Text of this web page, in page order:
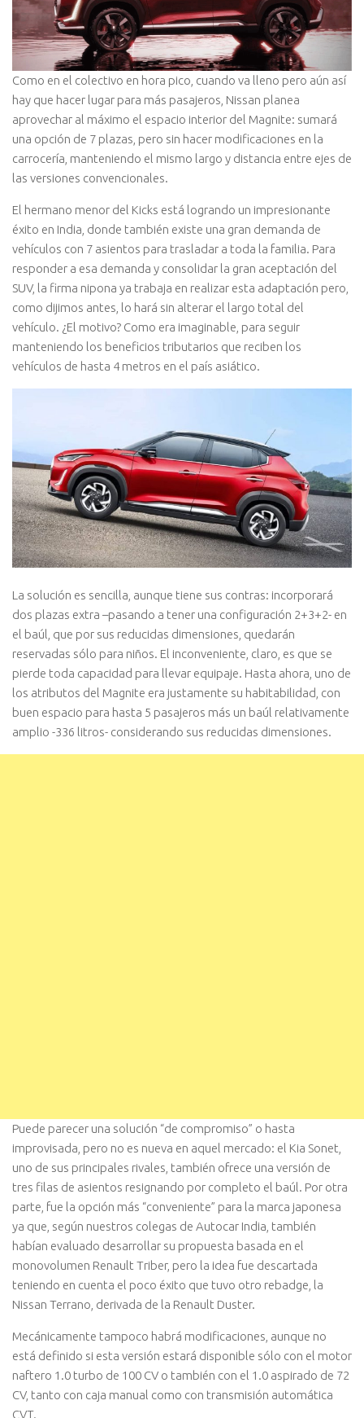
Como en el colectivo en hora pico, cuando va lleno pero aún así
hay que hacer lugar para más pasajeros, Nissan planea
aprovechar al máximo el espacio interior del Magnite: sumará
una opción de 7 plazas, pero sin hacer modificaciones en la
carrocería, manteniendo el mismo largo y distancia entre ejes de
las versiones convencionales.
El hermano menor del Kicks está logrando un impresionante
éxito en India, donde también existe una gran demanda de
vehículos con 7 asientos para trasladar a toda la familia. Para
responder a esa demanda y consolidar la gran aceptación del
SUV, la firma nipona ya trabaja en realizar esta adaptación pero,
como dijimos antes, lo hará sin alterar el largo total del
vehículo. ¿El motivo? Como era imaginable, para seguir
manteniendo los beneficios tributarios que reciben los
vehículos de hasta 4 metros en el país asiático.
La solución es sencilla, aunque tiene sus contras: incorporará
dos plazas extra –pasando a tener una configuración 2+3+2- en
el baúl, que por sus reducidas dimensiones, quedarán
reservadas sólo para niños. El inconveniente, claro, es que se
pierde toda capacidad para llevar equipaje. Hasta ahora, uno de
los atributos del Magnite era justamente su habitabilidad, con
buen espacio para hasta 5 pasajeros más un baúl relativamente
amplio -336 litros- considerando sus reducidas dimensiones.
Puede parecer una solución “de compromiso” o hasta
improvisada, pero no es nueva en aquel mercado: el Kia Sonet,
uno de sus principales rivales, también ofrece una versión de
tres filas de asientos resignando por completo el baúl. Por otra
parte, fue la opción más “conveniente” para la marca japonesa
ya que, según nuestros colegas de Autocar India, también
habían evaluado desarrollar su propuesta basada en el
monovolumen Renault Triber, pero la idea fue descartada
teniendo en cuenta el poco éxito que tuvo otro rebadge, la
Nissan Terrano, derivada de la Renault Duster.
Mecánicamente tampoco habrá modificaciones, aunque no
está definido si esta versión estará disponible sólo con el motor
naftero 1.0 turbo de 100 CV o también con el 1.0 aspirado de 72
CV, tanto con caja manual como con transmisión automática
CVT.